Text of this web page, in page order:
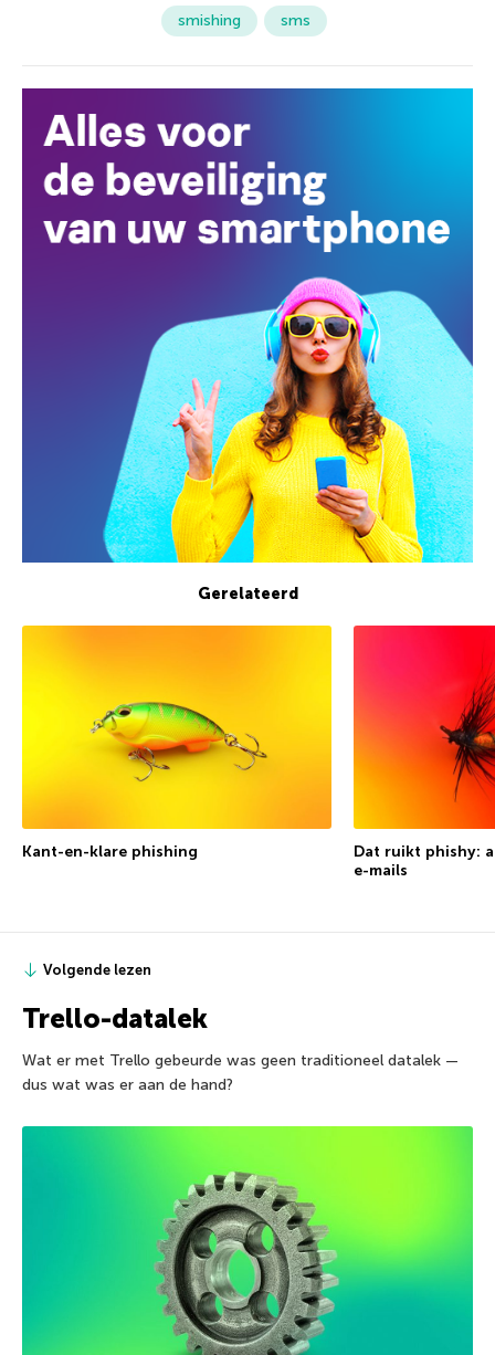
smishing sms
Gerelateerd
Kant-en-klare phishing
Dat ruikt phishy:
e-mails
Volgende lezen
Trello-datalek
Wat er met Trello gebeurde was geen traditioneel datalek —
dus wat was er aan de hand?